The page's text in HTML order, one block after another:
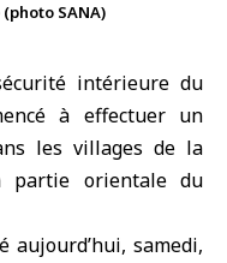
SANA)
intérieure du
à effectuer un
les villages de la
partie orientale du
aujourd’hui, samedi,